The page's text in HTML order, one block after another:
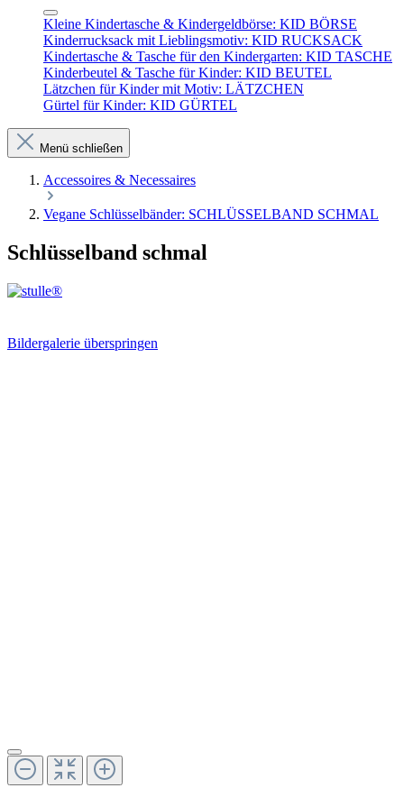
Kleine Kindertasche & Kindergeldbörse: KID BÖRSE
Kinderrucksack mit Lieblingsmotiv: KID RUCKSACK
Kindertasche & Tasche für den Kindergarten: KID TASCHE
Kinderbeutel & Tasche für Kinder: KID BEUTEL
Lätzchen für Kinder mit Motiv: LÄTZCHEN
Gürtel für Kinder: KID GÜRTEL
Menü schließen
Accessoires & Necessaires
Vegane Schlüsselbänder: SCHLÜSSELBAND SCHMAL
Schlüsselband schmal
Bildergalerie überspringen